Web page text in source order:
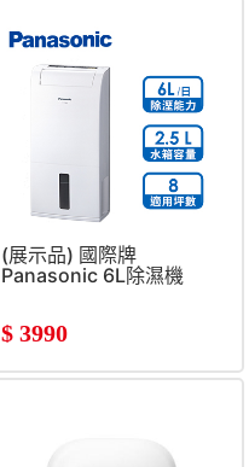
(展示品) 國際牌
Panasonic 6L除濕機
$ 3990